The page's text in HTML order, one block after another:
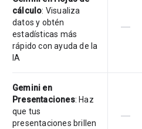
cálculo: Visualiza
datos y obtén
estadísticas más
rápido con ayuda de la
IA
Esta
horizontal_rule
Gemini en
Presentaciones: Haz
que tus
presentaciones brillen
Esta
horizontal_rule